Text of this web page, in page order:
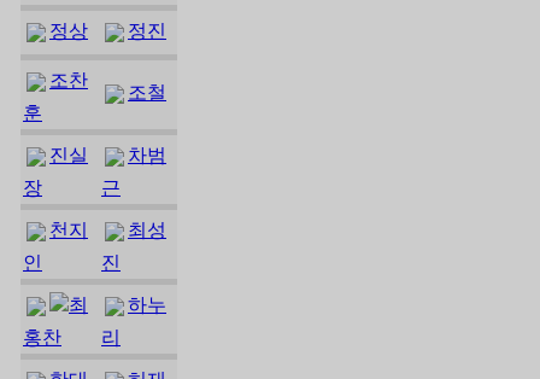
정상 정진
조찬
훈
조철
진실
장
차범
근
천지
인
최성
진
최
홍찬
하누
리